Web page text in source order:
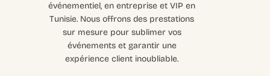
événementiel, en entreprise et VIP en
Tunisie. Nous offrons des prestations
sur mesure pour sublimer vos
événements et garantir une
expérience client inoubliable.